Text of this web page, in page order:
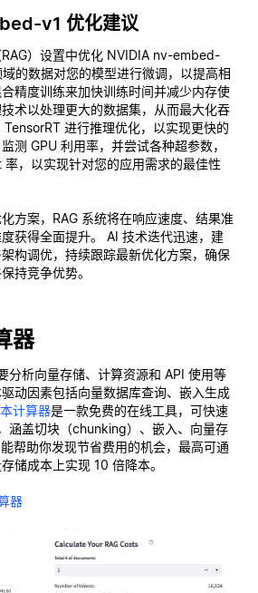
v1 优化建议
）设置中优化 NVIDIA nv-embed-
的数据对您的模型进行微调，以提高相
精度训练来加快训练时间并减少内存使
术以处理更大的数据集，从而最大化吞
进行推理优化，以实现更快的
测 GPU 利用率，并尝试各种超参数，
，以实现针对您的应用需求的最佳性
方案，RAG 系统将在响应速度、结果准
获得全面提升。 AI 技术迭代迅速，建
构调优，持续跟踪最新优化方案，确保
持竞争优势。
器
分析向量存储、计算资源和 API 使用等
动因素包括向量数据库查询、嵌入生成
计算器是一款免费的在线工具，可快速
涵盖切块（chunking）、嵌入、向量存
帮助你发现节省费用的机会，最高可通
储成本上实现 10 倍降本。
器